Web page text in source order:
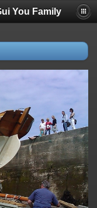
You Family